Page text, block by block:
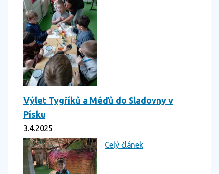
Výlet Tygříků a Méďů do Sladovny v
Písku
3.4.2025
Celý článek